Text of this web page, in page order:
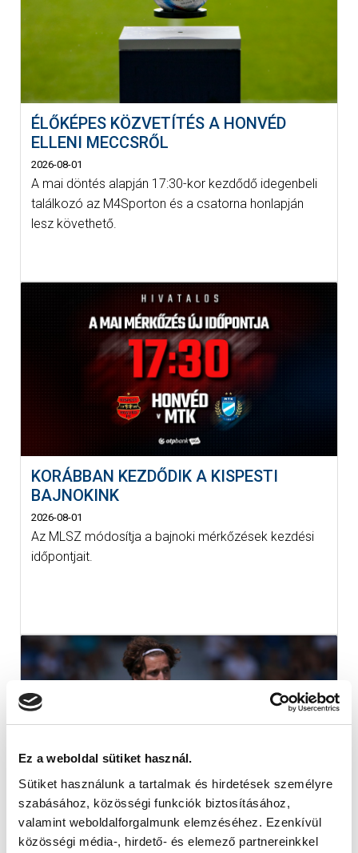
Ez a weboldal sütiket használ.
Sütiket használunk a tartalmak és hirdetések személyre
szabásához, közösségi funkciók biztosításához,
valamint weboldalforgalmunk elemzéséhez. Ezenkívül
közösségi média-, hirdető- és elemező partnereinkkel
ÉLŐKÉPES KÖZVETÍTÉS A HONVÉD
ELLENI MECCSRŐL
2026-08-01
A mai döntés alapján 17:30-kor kezdődő idegenbeli
találkozó az M4Sporton és a csatorna honlapján
lesz követhető.
KORÁBBAN KEZDŐDIK A KISPESTI
BAJNOKINK
2026-08-01
Az MLSZ módosítja a bajnoki mérkőzések kezdési
időpontjait.
NB III: A BAJNOKI SZÜNETBEN SEM
VOLT PIHENŐ